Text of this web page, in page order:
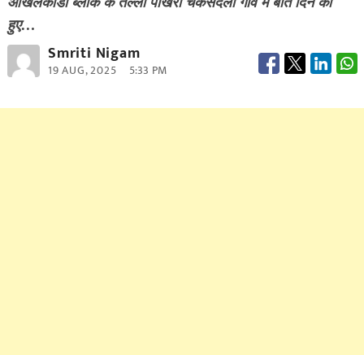
हुए…
Smriti Nigam
19 AUG, 2025 5:33 PM